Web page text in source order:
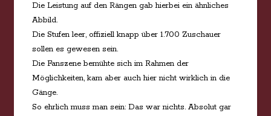
Die Leistung auf den Rängen gab hierbei ein ähnliches
Abbild.
Die Stufen leer, offiziell knapp über 1.700 Zuschauer
sollen es gewesen sein.
Die Fanszene bemühte sich im Rahmen der
Möglichkeiten, kam aber auch hier nicht wirklich in die
Gänge.
So ehrlich muss man sein: Das war nichts. Absolut gar